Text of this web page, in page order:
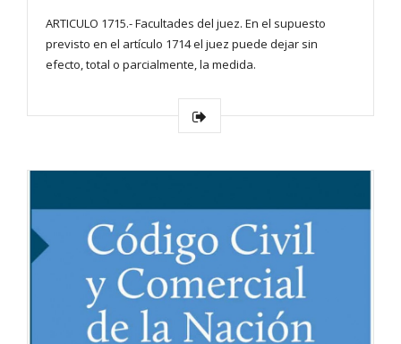
ARTICULO 1715.- Facultades del juez. En el supuesto
previsto en el artículo 1714 el juez puede dejar sin
efecto, total o parcialmente, la medida.